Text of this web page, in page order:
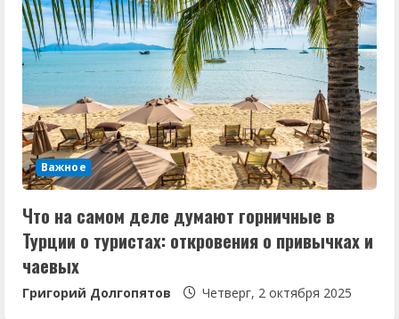
Важное
Что на самом деле думают горничные в
Турции о туристах: откровения о привычках и
чаевых
Григорий Долгопятов Четверг, 2 октября 2025